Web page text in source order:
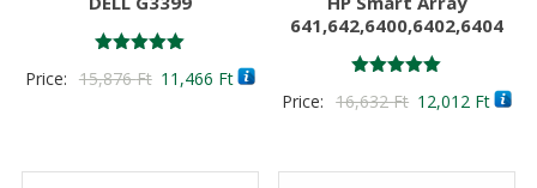
5.00
Price: 15,876Ft Original
15,876 Ft
11,466 FtCurrent
11,466 Ft
641,642,6400,6402,6404
5.00
Price: 16,632Ft Original
12,012 Ft